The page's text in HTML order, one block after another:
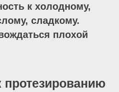
к холодному,
сладкому.
плохой
протезированию